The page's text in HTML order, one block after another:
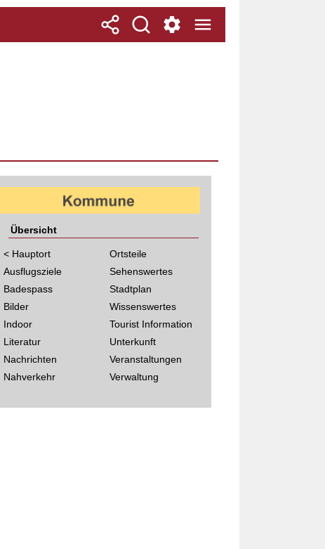
Übersicht
< Hauptort
Ausflugsziele
Badespass
Bilder
Indoor
Literatur
Nachrichten
Nahverkehr
Ortsteile
Sehenswertes
Stadtplan
Wissenswertes
Tourist Information
Unterkunft
Veranstaltungen
Verwaltung